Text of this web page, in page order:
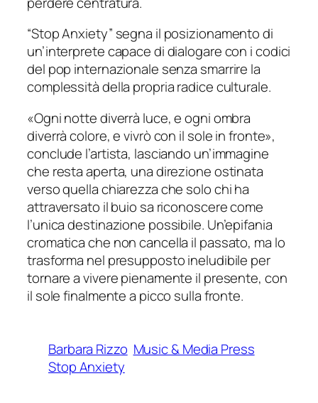
“Stop Anxiety” segna il posizionamento di
un’interprete capace di dialogare con i codici
del pop internazionale senza smarrire la
complessità della propria radice culturale.
«Ogni notte diverrà luce, e ogni ombra
diverrà colore, e vivrò con il sole in fronte»,
conclude l’artista, lasciando un’immagine
che resta aperta, una direzione ostinata
verso quella chiarezza che solo chi ha
attraversato il buio sa riconoscere come
l’unica destinazione possibile. Un’epifania
cromatica che non cancella il passato, ma lo
trasforma nel presupposto ineludibile per
tornare a vivere pienamente il presente, con
il sole finalmente a picco sulla fronte.
Barbara Rizzo Music & Media Press
Stop Anxiety